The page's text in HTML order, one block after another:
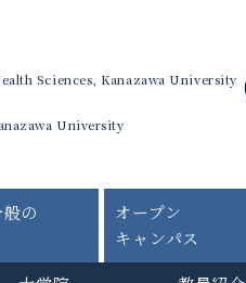
Sciences, Kanazawa University
University
の
オープン
キャンパス